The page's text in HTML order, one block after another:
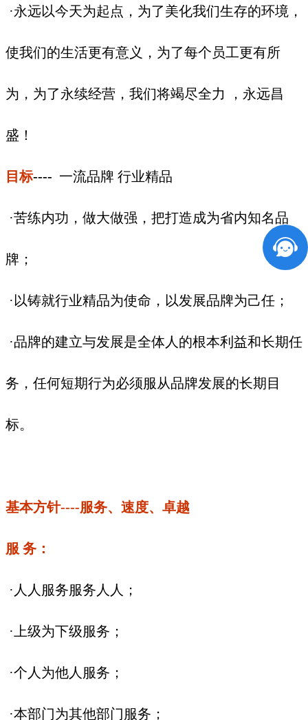
·永远以今天为起点，为了美化我们生存的环境，
使我们的生活更有意义，为了每个员工更有所
为，为了永续经营，我们将竭尽全力 ，永远昌
盛！
目标---- 一流品牌 行业精品
·苦练内功，做大做强，把打造成为省内知名品
牌；
·以铸就行业精品为使命，以发展品牌为己任；
·品牌的建立与发展是全体人的根本利益和长期任
务，任何短期行为必须服从品牌发展的长期目
标。
基本方针----服务、速度、卓越
服 务：
·人人服务服务人人；
·上级为下级服务；
·个人为他人服务；
·本部门为其他部门服务；